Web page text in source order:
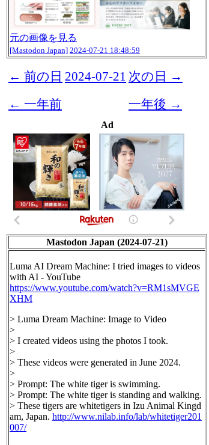
元の画像を見る
[Mastodon Japan] 2024-07-21 18:48:59
← 前の日 2024-07-21 次の日 →
← 一年前
一年後 →
Ad
Mastodon Japan (2024-07-21)
Luma AI Dream Machine: I tried images to videos
with AI - YouTube
https://www.youtube.com/watch?v=RM1sMVGE
XHM
> Luma Dream Machine: Image to Video
>
> I created videos using the photos I took.
>
> These videos were generated in June 2024.
>
> Prompt: The white tiger is swimming.
> Prompt: The white tiger is standing and walking.
> These tigers are whitetigers in Izu Animal Kingd
am, Japan. http://www.nilab.info/lab/whitetiger201
007/